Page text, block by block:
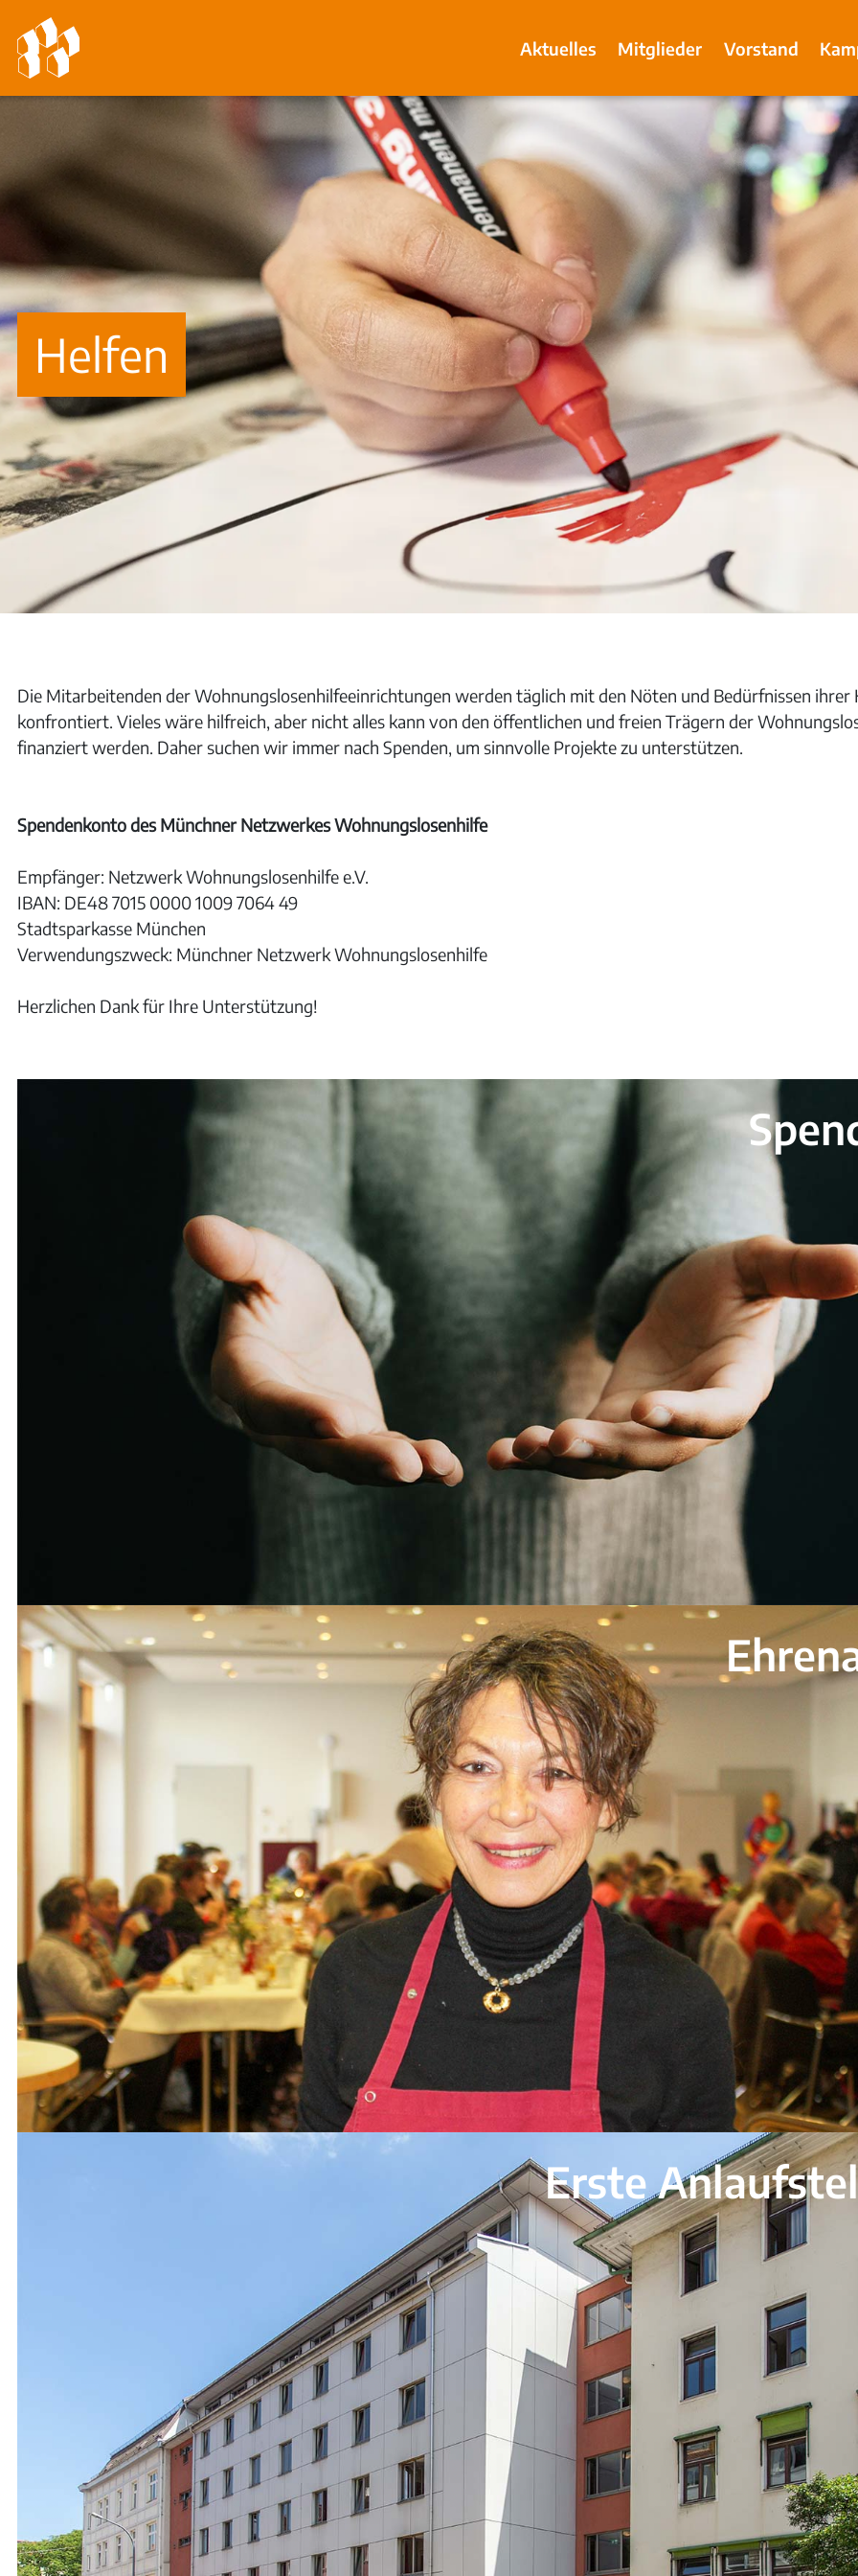
Aktuelles Mitglieder Vorstand
Helfen
Die Mitarbeitenden der Wohnungslosenhilfeeinrichtungen werden täglich mit den Nöten und Bedürfnissen ihrer
konfrontiert. Vieles wäre hilfreich, aber nicht alles kann von den öffentlichen und freien Trägern der
finanziert werden. Daher suchen wir immer nach Spenden, um sinnvolle Projekte zu unterstützen.
Spendenkonto des Münchner Netzwerkes Wohnungslosenhilfe
Empfänger: Netzwerk Wohnungslosenhilfe e.V.
IBAN: DE48 7015 0000 1009 7064 49
Stadtsparkasse München
Verwendungszweck: Münchner Netzwerk Wohnungslosenhilfe
Herzlichen Dank für Ihre Unterstützung!
Erste